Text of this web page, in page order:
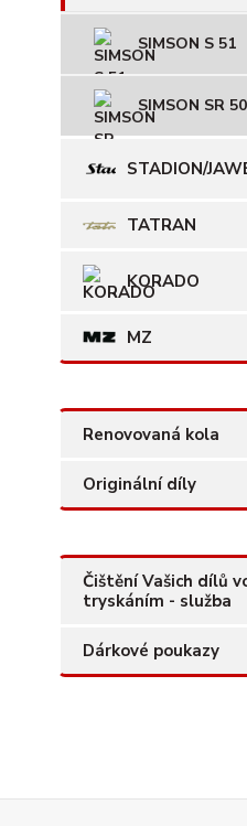
SIMSON S 51
SIMSON SR 50
STADION/
TATRAN
KORADO
MZ
Renovovaná kola
Originální díly
Čištění Vašich dílů
tryskáním - služba
Dárkové poukazy